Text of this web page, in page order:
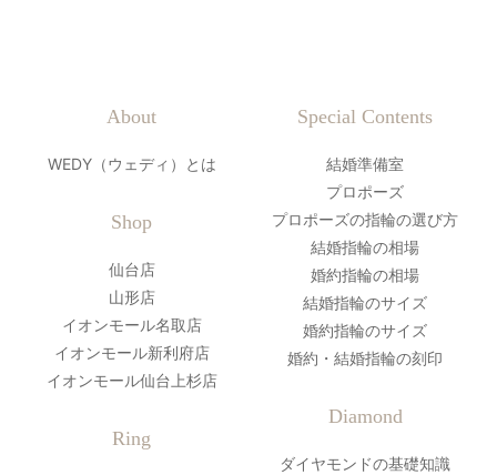
About
WEDY（ウェディ）とは
Shop
仙台店
山形店
イオンモール名取店
イオンモール新利府店
イオンモール仙台上杉店
Ring
Special Contents
結婚準備室
プロポーズ
プロポーズの指輪の選び方
結婚指輪の相場
婚約指輪の相場
結婚指輪のサイズ
婚約指輪のサイズ
婚約・結婚指輪の刻印
Diamond
ダイヤモンドの基礎知識